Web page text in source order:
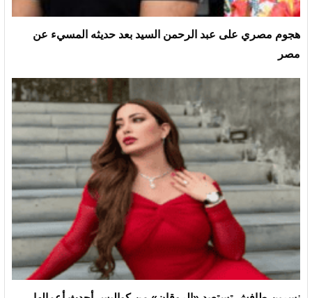
هجوم مصري على عبد الرحمن السيد بعد حديثه المسيء عن
مصر